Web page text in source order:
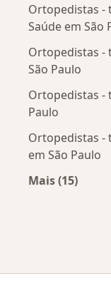
Ortopedistas -
Saúde em São
Ortopedistas -
São Paulo
Ortopedistas -
Paulo
Ortopedistas -
em São Paulo
Mais (15)